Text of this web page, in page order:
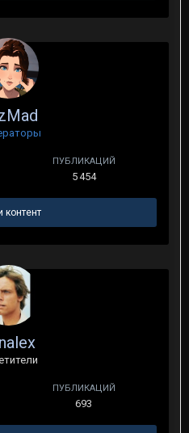
ПУБЛИКАЦИЙ
5 454
контент
ПУБЛИКАЦИЙ
693